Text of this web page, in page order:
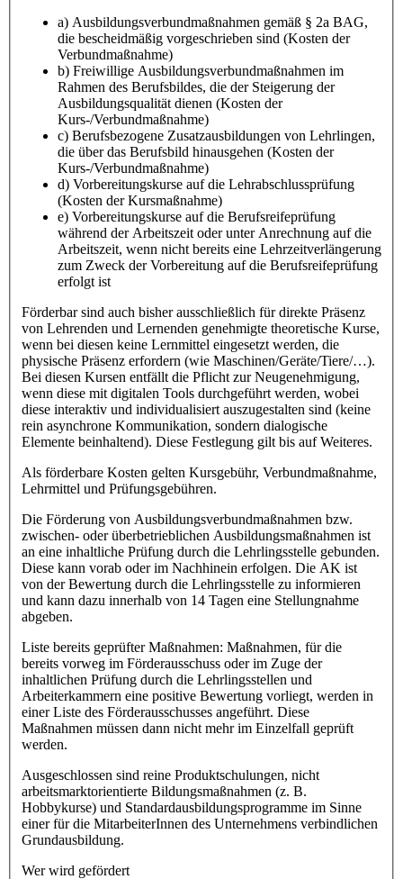
a) Ausbildungsverbundmaßnahmen gemäß § 2a BAG,
die bescheidmäßig vorgeschrieben sind (Kosten der
Verbundmaßnahme)
b) Freiwillige Ausbildungsverbundmaßnahmen im
Rahmen des Berufsbildes, die der Steigerung der
Ausbildungsqualität dienen (Kosten der
Kurs-/Verbundmaßnahme)
c) Berufsbezogene Zusatzausbildungen von Lehrlingen,
die über das Berufsbild hinausgehen (Kosten der
Kurs-/Verbundmaßnahme)
d) Vorbereitungskurse auf die Lehrabschlussprüfung
(Kosten der Kursmaßnahme)
e) Vorbereitungskurse auf die Berufsreifeprüfung
während der Arbeitszeit oder unter Anrechnung auf die
Arbeitszeit, wenn nicht bereits eine Lehrzeitverlängerung
zum Zweck der Vorbereitung auf die Berufsreifeprüfung
erfolgt ist
Förderbar sind auch bisher ausschließlich für direkte Präsenz
von Lehrenden und Lernenden genehmigte theoretische Kurse,
wenn bei diesen keine Lernmittel eingesetzt werden, die
physische Präsenz erfordern (wie Maschinen/Geräte/Tiere/…).
Bei diesen Kursen entfällt die Pflicht zur Neugenehmigung,
wenn diese mit digitalen Tools durchgeführt werden, wobei
diese interaktiv und individualisiert auszugestalten sind (keine
rein asynchrone Kommunikation, sondern dialogische
Elemente beinhaltend). Diese Festlegung gilt bis auf Weiteres.
Als förderbare Kosten gelten Kursgebühr, Verbundmaßnahme,
Lehrmittel und Prüfungsgebühren.
Die Förderung von Ausbildungsverbundmaßnahmen bzw.
zwischen- oder überbetrieblichen Ausbildungsmaßnahmen ist
an eine inhaltliche Prüfung durch die Lehrlingsstelle gebunden.
Diese kann vorab oder im Nachhinein erfolgen. Die AK ist
von der Bewertung durch die Lehrlingsstelle zu informieren
und kann dazu innerhalb von 14 Tagen eine Stellungnahme
abgeben.
Liste bereits geprüfter Maßnahmen: Maßnahmen, für die
bereits vorweg im Förderausschuss oder im Zuge der
inhaltlichen Prüfung durch die Lehrlingsstellen und
Arbeiterkammern eine positive Bewertung vorliegt, werden in
einer Liste des Förderausschusses angeführt. Diese
Maßnahmen müssen dann nicht mehr im Einzelfall geprüft
werden.
Ausgeschlossen sind reine Produktschulungen, nicht
arbeitsmarktorientierte Bildungsmaßnahmen (z. B.
Hobbykurse) und Standardausbildungsprogramme im Sinne
einer für die MitarbeiterInnen des Unternehmens verbindlichen
Grundausbildung.
Wer wird gefördert